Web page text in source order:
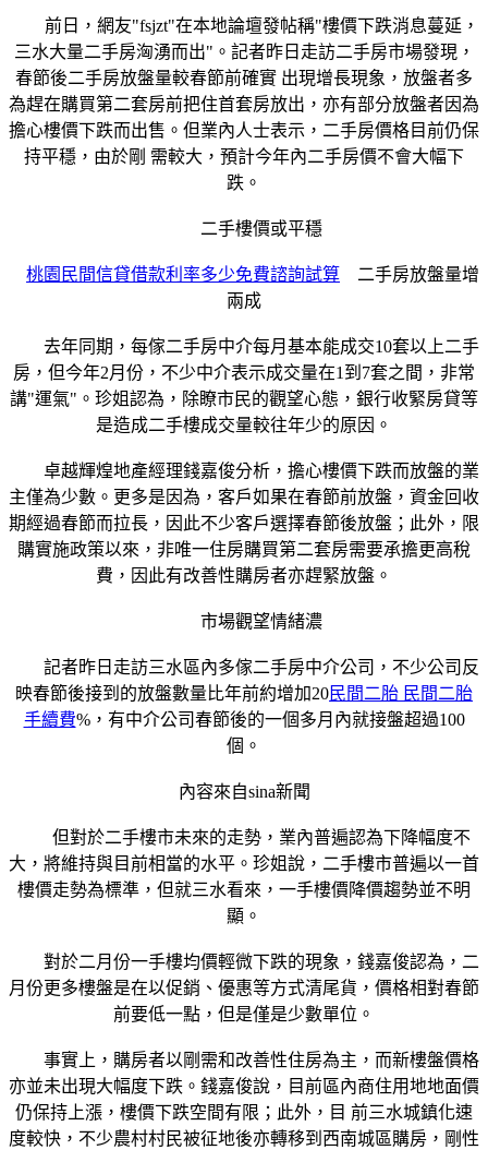
前日，網友"fsjzt"在本地論壇發帖稱"樓價下跌消息蔓延，
三水大量二手房洶湧而出"。記者昨日走訪二手房市場發現，
春節後二手房放盤量較春節前確實 出現增長現象，放盤者多
為趕在購買第二套房前把住首套房放出，亦有部分放盤者因為
擔心樓價下跌而出售。但業內人士表示，二手房價格目前仍保
持平穩，由於剛 需較大，預計今年內二手房價不會大幅下
跌。
二手樓價或平穩
桃園民間信貸借款利率多少免費諮詢試算 二手房放盤量增
兩成
去年同期，每傢二手房中介每月基本能成交10套以上二手
房，但今年2月份，不少中介表示成交量在1到7套之間，非常
講"運氣"。珍姐認為，除瞭市民的觀望心態，銀行收緊房貸等
是造成二手樓成交量較往年少的原因。
卓越輝煌地產經理錢嘉俊分析，擔心樓價下跌而放盤的業
主僅為少數。更多是因為，客戶如果在春節前放盤，資金回收
期經過春節而拉長，因此不少客戶選擇春節後放盤；此外，限
購實施政策以來，非唯一住房購買第二套房需要承擔更高稅
費，因此有改善性購房者亦趕緊放盤。
市場觀望情緒濃
記者昨日走訪三水區內多傢二手房中介公司，不少公司反
映春節後接到的放盤數量比年前約增加20民間二胎 民間二胎
手續費%，有中介公司春節後的一個多月內就接盤超過100
個。
內容來自sina新聞
但對於二手樓市未來的走勢，業內普遍認為下降幅度不
大，將維持與目前相當的水平。珍姐說，二手樓市普遍以一首
樓價走勢為標準，但就三水看來，一手樓價降價趨勢並不明
顯。
對於二月份一手樓均價輕微下跌的現象，錢嘉俊認為，二
月份更多樓盤是在以促銷、優惠等方式清尾貨，價格相對春節
前要低一點，但是僅是少數單位。
事實上，購房者以剛需和改善性住房為主，而新樓盤價格
亦並未出現大幅度下跌。錢嘉俊說，目前區內商住用地地面價
仍保持上漲，樓價下跌空間有限；此外，目 前三水城鎮化速
度較快，不少農村村民被征地後亦轉移到西南城區購房，剛性